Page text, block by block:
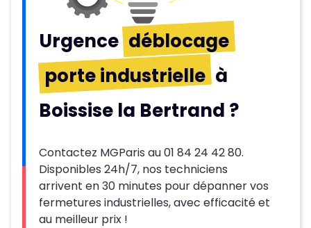
Urgence déblocage
porte industrielle à
Boissise la Bertrand ?
Contactez MGParis au 01 84 24 42 80.
Disponibles 24h/7, nos techniciens
arrivent en 30 minutes pour dépanner vos
fermetures industrielles, avec efficacité et
au meilleur prix !